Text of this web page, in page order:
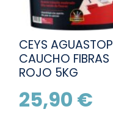
CEYS AGUASTOP
CAUCHO FIBRAS
ROJO 5KG
25,90 €